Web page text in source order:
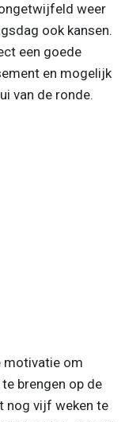
weer
ook kansen.
een goede
en mogelijk
van de ronde.
motivatie om
brengen op de
nog vijf weken te